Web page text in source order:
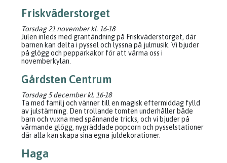
Friskväderstorget
Torsdag 21 november kl. 16-18
Julen inleds med grantändning på Friskväderstorget, där
barnen kan delta i pyssel och lyssna på julmusik. Vi bjuder
på glögg och pepparkakor för att värma oss i
novemberkylan.
Gårdsten Centrum
Torsdag 5 december kl. 16-18
Ta med familj och vänner till en magisk eftermiddag fylld
av julstämning. Den trollande tomten underhåller både
barn och vuxna med spännande tricks, och vi bjuder på
värmande glögg, nygräddade popcorn och pysselstationer
där alla kan skapa sina egna juldekorationer.
Haga